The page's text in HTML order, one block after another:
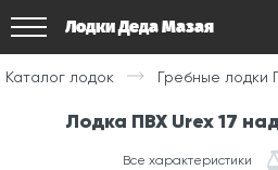
Лодки Деда Мазая
Каталог лодок Гребные лодки
Лодка ПВХ Urex 17
Все характеристики